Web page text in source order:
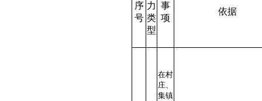
序
号
力
类
型
事
项
依据
在村
庄、
集镇